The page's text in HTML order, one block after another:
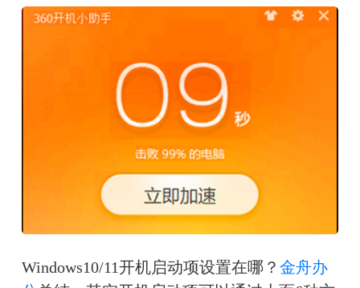
Windows10/11开机启动项设置在哪？ 金舟办